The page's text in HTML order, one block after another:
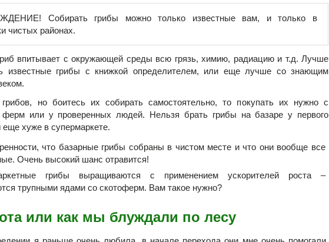
Собирать грибы можно только известные вам, и только в
чистых районах.
впитывает с окружающей среды всю грязь, химию, радиацию и т.д. Лучше
известные грибы с книжкой определителем, или еще лучше со знающим
но боитесь их собирать самостоятельно, то покупать их нужно с
ферм или у проверенных людей. Нельзя брать грибы на базаре у первого
еще хуже в супермаркете.
что базарные грибы собраны в чистом месте и что они вообще все
Очень высокий шанс отравится!
грибы выращиваются с применением ускорителей роста –
трупными ядами со скотоферм. Вам такое нужно?
или как мы блуждали по лесу